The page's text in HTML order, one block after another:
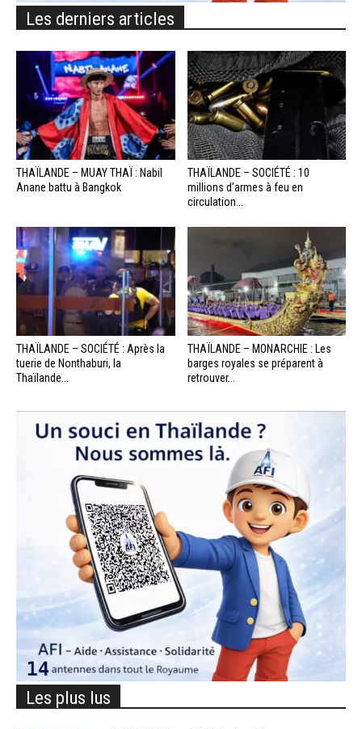
Les derniers articles
THAÏLANDE – MUAY THAÏ : Nabil
Anane battu à Bangkok
THAÏLANDE – SOCIÉTÉ : 10
millions d’armes à feu en
circulation...
THAÏLANDE – SOCIÉTÉ : Après la
tuerie de Nonthaburi, la
Thaïlande...
THAÏLANDE – MONARCHIE : Les
barges royales se préparent à
retrouver...
Les plus lus